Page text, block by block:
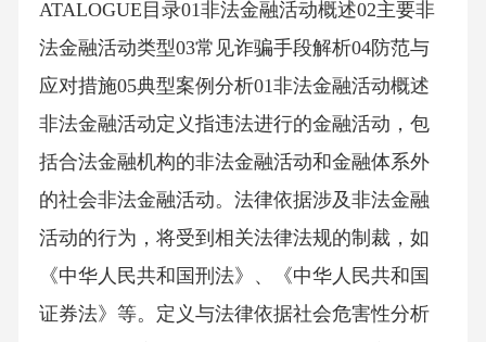
ATALOGUE目录01非法金融活动概述02主要非
法金融活动类型03常见诈骗手段解析04防范与
应对措施05典型案例分析01非法金融活动概述
非法金融活动定义指违法进行的金融活动，包
括合法金融机构的非法金融活动和金融体系外
的社会非法金融活动。法律依据涉及非法金融
活动的行为，将受到相关法律法规的制裁，如
《中华人民共和国刑法》、《中华人民共和国
证券法》等。定义与法律依据社会危害性分析